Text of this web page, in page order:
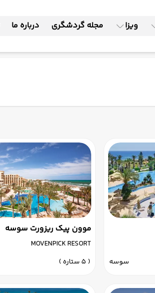
ویزا مجله گردشگری درباره ما
سوسه
موون پیک ریزورت سوسه
MOVENPICK RESORT
( 5 ستاره )